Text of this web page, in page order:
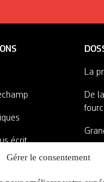
Gérer le consentement
écrit
La
De